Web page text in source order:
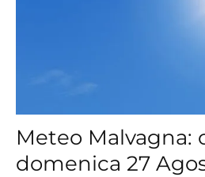
Meteo Malvagna:
domenica 27